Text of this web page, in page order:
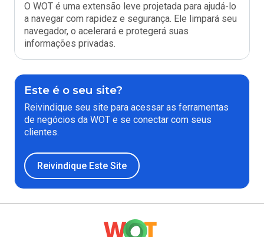
O WOT é uma extensão leve projetada para ajudá-lo
a navegar com rapidez e segurança. Ele limpará seu
navegador, o acelerará e protegerá suas
informações privadas.
Este é o seu site?
Reivindique seu site para acessar as ferramentas
de negócios da WOT e se conectar com seus
clientes.
Reivindique Este Site